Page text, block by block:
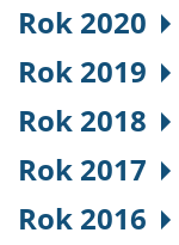
Rok 2020
Rok 2019
Rok 2018
Rok 2017
Rok 2016